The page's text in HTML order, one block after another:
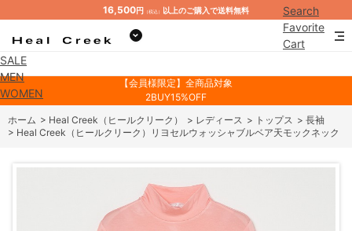
16,500円 （税込） 以上のご購入で送料無料
Search
Favorite
Cart
SALE
MEN
WOMEN
【会員様限定】全商品対象
2BUY15%OFF
ホーム > Heal Creek（ヒールクリーク） > レディース > トップス > 長袖
> Heal Creek（ヒールクリーク）リヨセルウォッシャブルベア天モックネック